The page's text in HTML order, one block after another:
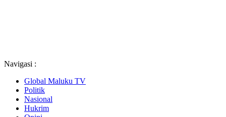
Navigasi :
Global Maluku TV
Politik
Nasional
Hukrim